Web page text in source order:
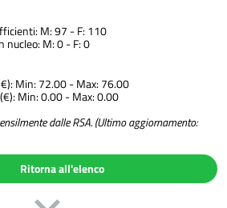
M: 97 - F: 110
nucleo: M: 0 - F: 0
Min: 72.00 - Max: 76.00
Min: 0.00 - Max: 0.00
dalle RSA. (Ultimo aggiornamento:
Ritorna all'elenco